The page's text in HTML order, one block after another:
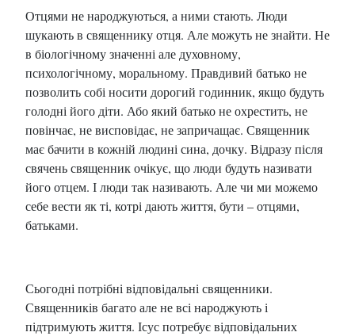
Отцями не народжуються, а ними стають. Люди
шукають в священнику отця. Але можуть не знайти. Не
в біологічному значенні але духовному,
психологічному, моральному. Правдивий батько не
позволить собі носити дорогий годинник, якщо будуть
голодні його діти. Або який батько не охрестить, не
повінчає, не висповідає, не запричащає. Священник
має бачити в кожній людині сина, дочку. Відразу після
свячень священник очікує, що люди будуть називати
його отцем. І люди так називають. Але чи ми можемо
себе вести як ті, котрі дають життя, бути – отцями,
батьками.
Сьогодні потрібні відповідальні священники.
Священників багато але не всі народжують і
підтримують життя. Ісус потребує відповідальних